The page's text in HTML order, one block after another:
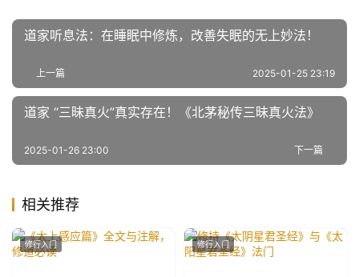
道家听息法：在睡眠中修炼，改善失眠的无上妙法！
上一篇 2025-01-25 23:19
道家 “三昧真火”真实存在！《北茅秘传三昧真火法》
下一篇
2025-01-26 23:00
相关推荐
修行入门 修行入门